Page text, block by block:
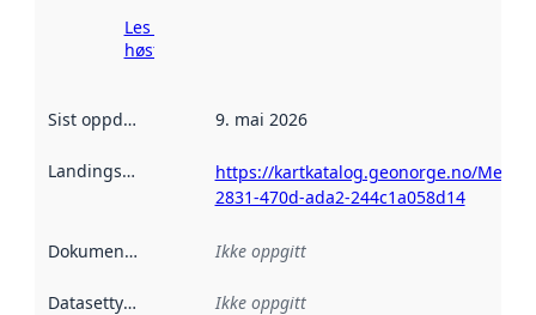
Les mer om
høsting her
Sist oppdatert 9. mai 2026
Landingsside
https://kartkatalog.geonorge.no/
2831-470d-ada2-244c1a058d14
Dokumentasjon Ikke oppgitt
Datasettype Ikke oppgitt